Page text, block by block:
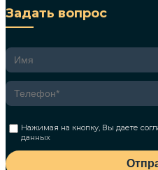
Задать вопрос
Нажимая на кнопку, Вы даете
данных